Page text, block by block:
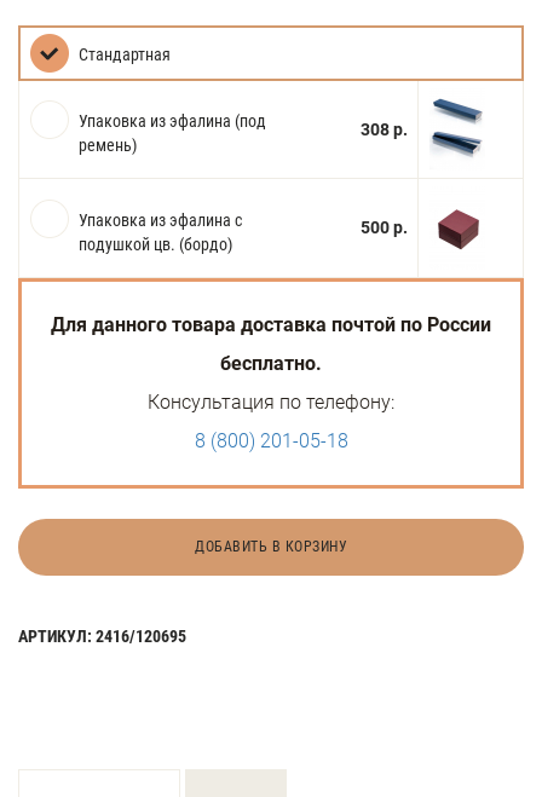
Стандартная
Упаковка из эфалина (под
ремень)
308 р.
Упаковка из эфалина с
подушкой цв. (бордо)
500 р.
Для данного товара доставка почтой по России
бесплатно.
Консультация по телефону:
8 (800) 201-05-18
ДОБАВИТЬ В КОРЗИНУ
АРТИКУЛ: 2416/120695